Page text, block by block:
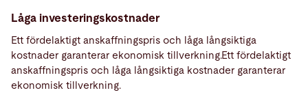
Låga investeringskostnader
Ett fördelaktigt anskaffningspris och låga långsiktiga
kostnader garanterar ekonomisk tillverkning.Ett fördelaktigt
anskaffningspris och låga långsiktiga kostnader garanterar
ekonomisk tillverkning.